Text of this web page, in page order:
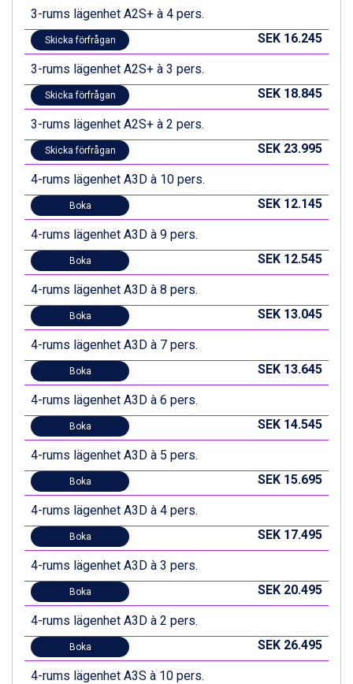
3-rums lägenhet A2S+ à 4 pers.
Skicka förfrågan SEK 16.245
3-rums lägenhet A2S+ à 3 pers.
Skicka förfrågan SEK 18.845
3-rums lägenhet A2S+ à 2 pers.
Skicka förfrågan SEK 23.995
4-rums lägenhet A3D à 10 pers.
Boka SEK 12.145
4-rums lägenhet A3D à 9 pers.
Boka SEK 12.545
4-rums lägenhet A3D à 8 pers.
Boka SEK 13.045
4-rums lägenhet A3D à 7 pers.
Boka SEK 13.645
4-rums lägenhet A3D à 6 pers.
Boka SEK 14.545
4-rums lägenhet A3D à 5 pers.
Boka SEK 15.695
4-rums lägenhet A3D à 4 pers.
Boka SEK 17.495
4-rums lägenhet A3D à 3 pers.
Boka SEK 20.495
4-rums lägenhet A3D à 2 pers.
Boka SEK 26.495
4-rums lägenhet A3S à 10 pers.